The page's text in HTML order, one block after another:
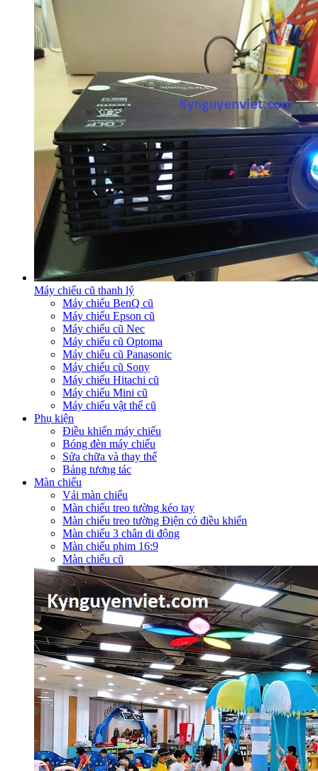
Máy chiếu cũ thanh lý
Máy chiếu BenQ cũ
Máy chiếu Epson cũ
Máy chiếu cũ Nec
Máy chiếu cũ Optoma
Máy chiếu cũ Panasonic
Máy chiếu cũ Sony
Máy chiếu Hitachi cũ
Máy chiếu Mini cũ
Máy chiếu vật thể cũ
Phụ kiện
Điều khiển máy chiếu
Bóng đèn máy chiếu
Sửa chữa và thay thế
Bảng tương tác
Màn chiếu
Vải màn chiếu
Màn chiếu treo tường kéo tay
Màn chiếu treo tường Điện có điều khiển
Màn chiếu 3 chân di động
Màn chiếu phim 16:9
Màn chiếu cũ